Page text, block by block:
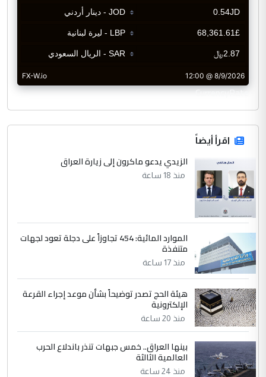
CurrencyRate
اقرأ أيضاً
الزيدي يدعو ماكرون إلى زيارة العراق
منذ 18 ساعة
الموارد المائية: 454 تجاوزاً على دجلة تعود لجهات
متنفذة
منذ 17 ساعة
هيئة الحج تصدر توضيحاً بشأن موعد إجراء القرعة
الإلكترونية
منذ 20 ساعة
بينها العراق.. خمس جبهات تنذر باندلاع الحرب
العالمية الثالثة
منذ 24 ساعة